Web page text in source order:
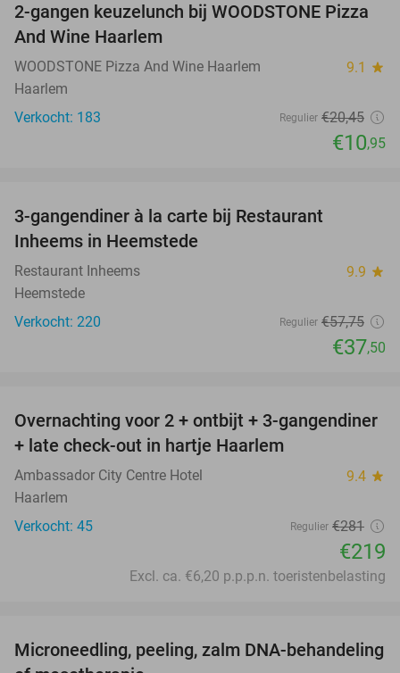
46%
2-gangen keuzelunch bij WOODSTONE Pizza
And Wine Haarlem
WOODSTONE Pizza And Wine Haarlem 9.1 star
Haarlem
Verkocht: 183
Regulier €20,45
€10,95
3-gangendiner à la carte bij Restaurant
Inheems in Heemstede
Restaurant Inheems 9.9 star
Heemstede
Verkocht: 220
Regulier €57,75
€37,50
22%
Overnachting voor 2 + ontbijt + 3-gangendiner
+ late check-out in hartje Haarlem
Ambassador City Centre Hotel 9.4 star
Haarlem
Verkocht: 45
Regulier €281
€219
Excl. ca. €6,20 p.p.p.n. toeristenbelasting
50%
Microneedling, peeling, zalm DNA-behandeling